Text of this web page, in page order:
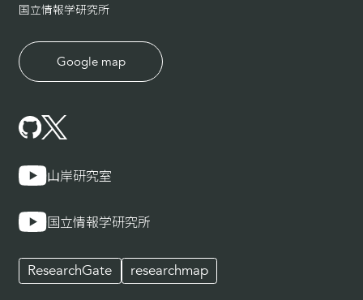
国立情報学研究所
Google map
山岸研究室
国立情報学研究所
ResearchGate researchmap